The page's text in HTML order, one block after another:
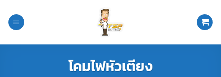
เนื้อหา
โคมไฟหัวเตียง